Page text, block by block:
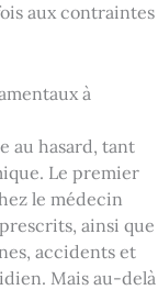
aux contraintes
à
au hasard, tant
Le premier
le médecin
ainsi que
accidents et
Mais au-delà